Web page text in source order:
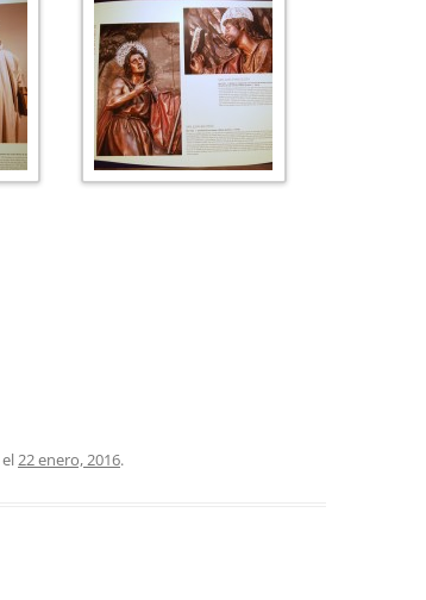
el22 enero, 2016.